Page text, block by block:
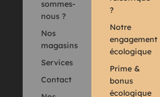
sommes-
nous ?
Nos
magasins
Services
Contact
?
Notre
engagement
écologique
Prime &
bonus
écologique